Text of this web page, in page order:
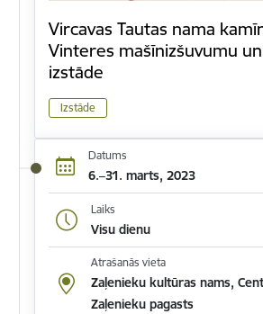
Vircavas Tautas nama
Vinteres mašīnizšuvumu
izstāde
Izstāde
Datums
6.–31. marts, 2023
Laiks
Visu dienu
Atrašanās vieta
Zaļenieku kultūras nams,
Zaļenieku pagasts